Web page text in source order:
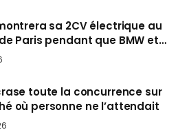
sa 2CV électrique au
Paris pendant que BMW et
le salon
toute la concurrence sur
où personne ne l’attendait